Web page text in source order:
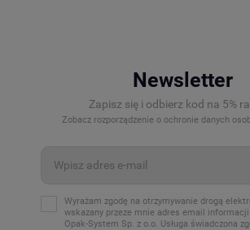
Newsletter
Zapisz się i odbierz kod na 5%
Zobacz rozporządzenie o ochronie danych
Wyrażam zgodę na otrzymywanie drogą
wskazany przeze mnie adres email
Opak-System Sp. z o.o. Usługa świadczona